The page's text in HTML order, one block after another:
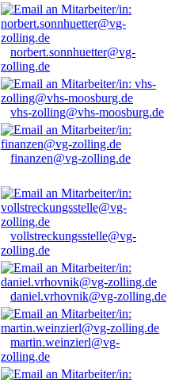
norbert.sonnhuetter@vg-
zolling.de
vhs-zolling@vhs-moosburg.de
finanzen@vg-zolling.de
vollstreckungsstelle@vg-
zolling.de
daniel.vrhovnik@vg-zolling.de
martin.weinzierl@vg-
zolling.de